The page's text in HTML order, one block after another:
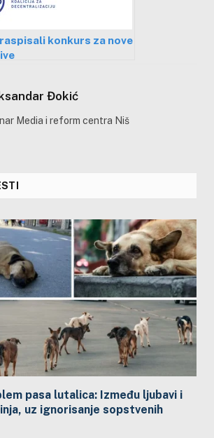
konkurs za nove
Đokić
Media i reform centra Niš
pasa lutalica: Između ljubavi i
uz ignorisanje sopstvenih